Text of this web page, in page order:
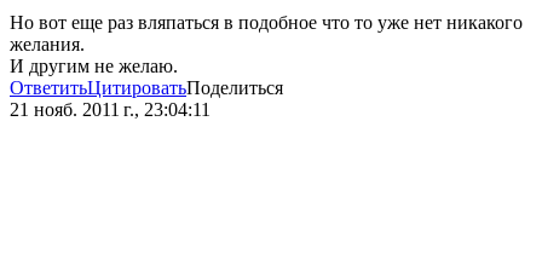
Но вот еще раз вляпаться в подобное что то уже нет никакого
желания.
И другим не желаю.
ОтветитьЦитироватьПоделиться
21 нояб. 2011 г., 23:04:11